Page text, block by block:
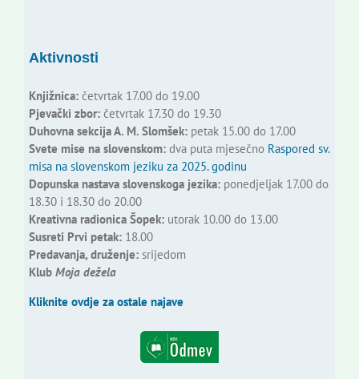
Aktivnosti
Knjižnica:četvrtak 17.00 do 19.00
Pjevački zbor:četvrtak 17.30 do 19.30
Duhovna sekcija A. M. Slomšek:petak 15.00 do 17.00
Svete mise na slovenskom:dva puta mjesečno Raspored sv.
misa na slovenskom jeziku za 2025. godinu
Dopunska nastava slovenskoga jezika:ponedjeljak 17.00 do
18.30 i 18.30 do 20.00
Kreativna radionica Šopek:utorak 10.00 do 13.00
Susreti Prvi petak:18.00
Predavanja, druženje:srijedom
Klub Moja dežela
Kliknite ovdje za ostale najave